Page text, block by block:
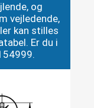
og
vejledende,
kan stilles
Er du i